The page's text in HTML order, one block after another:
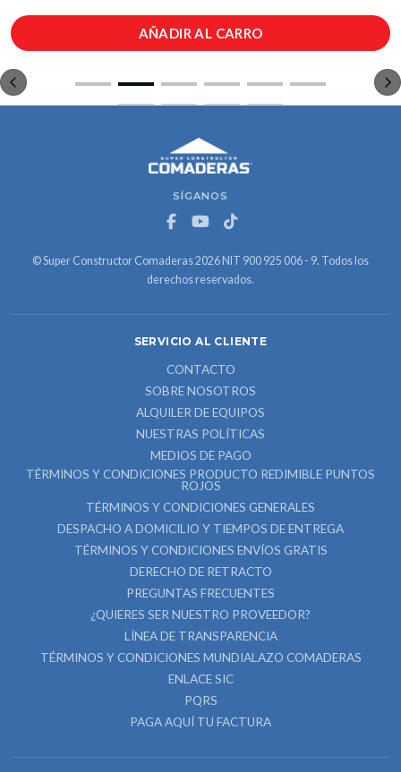
AÑADIR AL CARRO
SÍGANOS
© Super Constructor Comaderas 2026 NIT 900 925 006 - 9. Todos los
derechos reservados.
SERVICIO AL CLIENTE
CONTACTO
SOBRE NOSOTROS
ALQUILER DE EQUIPOS
NUESTRAS POLÍTICAS
MEDIOS DE PAGO
TÉRMINOS Y CONDICIONES PRODUCTO REDIMIBLE PUNTOS
ROJOS
TÉRMINOS Y CONDICIONES GENERALES
DESPACHO A DOMICILIO Y TIEMPOS DE ENTREGA
TÉRMINOS Y CONDICIONES ENVÍOS GRATIS
DERECHO DE RETRACTO
PREGUNTAS FRECUENTES
¿QUIERES SER NUESTRO PROVEEDOR?
LÍNEA DE TRANSPARENCIA
TÉRMINOS Y CONDICIONES MUNDIALAZO COMADERAS
ENLACE SIC
PQRS
PAGA AQUÍ TU FACTURA